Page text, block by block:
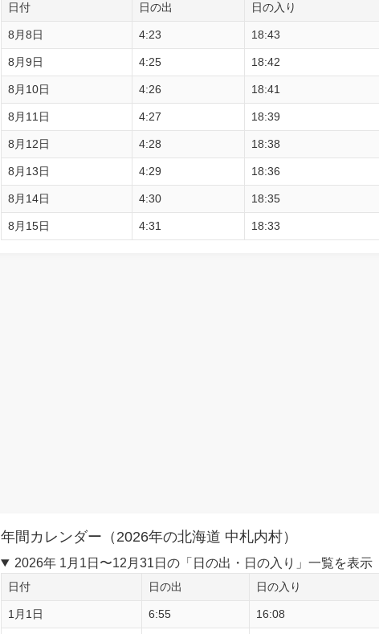
日付 日の出 日の入り
8月8日 4:23 18:43
8月9日 4:25 18:42
8月10日 4:26 18:41
8月11日 4:27 18:39
8月12日 4:28 18:38
8月13日 4:29 18:36
8月14日 4:30 18:35
8月15日 4:31 18:33
年間カレンダー（2026年の北海道 中札内村）
2026年 1月1日〜12月31日の「日の出・日の入り」一覧を表示
日付 日の出 日の入り
1月1日 6:55 16:08